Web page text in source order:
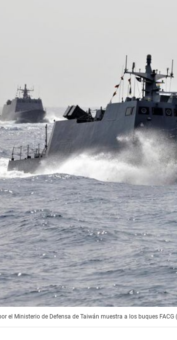
el Ministerio de Defensa de Taiwán muestra a los buques